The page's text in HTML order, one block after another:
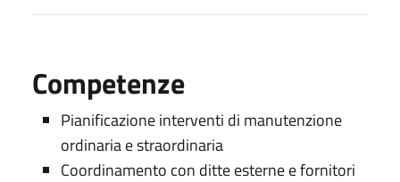
Competenze
Pianificazione interventi di manutenzione
ordinaria e straordinaria
Coordinamento con ditte esterne e fornitori